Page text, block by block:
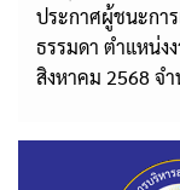
ประกาศผู้ชนะกา
ธรรมดา ตำแหน่ง
สิงหาคม 2568 จำ